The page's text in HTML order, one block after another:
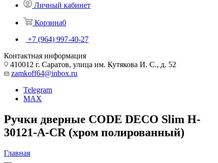
Личный кабинет
Корзина0
+7 (964) 997-40-27
Контактная информация
410012 г. Саратов, улица им. Кутякова И. С., д. 52
zamkoff64@inbox.ru
Telegram
MAX
Ручки дверные CODE DECO Slim H-
30121-A-CR (хром полированный)
Главная